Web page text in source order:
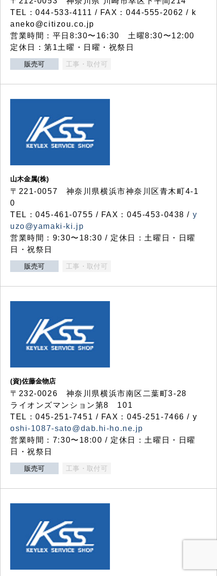
TEL：044-533-4111 / FAX：044-555-2062 / k
aneko@citizou.co.jp
営業時間：平日8:30〜16:30 土曜8:30〜12:00
定休日：第1土曜・日曜・祝祭日
販売可 工事・取付可
山木金属(株)
〒221-0057 神奈川県横浜市神奈川区青木町4-1
0
TEL：045-461-0755 / FAX：045-453-0438 / y
uzo@yamaki-ki.jp
営業時間：9:30〜18:30 / 定休日：土曜日・日曜
日・祝祭日
販売可 工事・取付可
(資)佐藤金物店
〒232-0026 神奈川県横浜市南区二葉町3-28
ライオンズマンション第8 101
TEL：045-251-7451 / FAX：045-251-7466 / y
oshi-1087-sato@dab.hi-ho.ne.jp
営業時間：7:30〜18:00 / 定休日：土曜日・日曜
日・祝祭日
販売可 工事・取付可